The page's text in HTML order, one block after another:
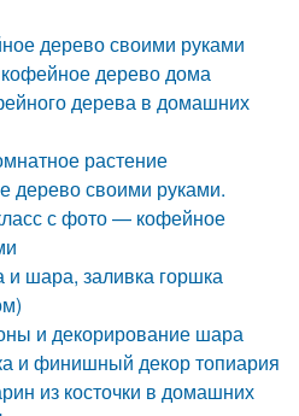
дерево своими руками
дерево дома
дерева в домашних
растение
дерево своими руками.
с фото — кофейное
и шара, заливка горшка
и декорирование шара
и финишный декор топиария
из косточки в домашних